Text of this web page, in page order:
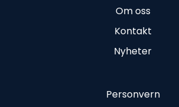
Om oss
Kontakt
Nyheter
Personvern